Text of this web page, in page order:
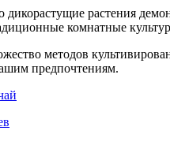
дикорастущие растения
комнатные
методов
предпочтениям.